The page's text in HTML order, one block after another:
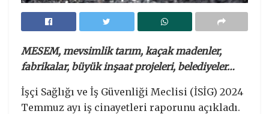
MESEM, mevsimlik tarım, kaçak madenler,
fabrikalar, büyük inşaat projeleri, belediyeler…
İşçi Sağlığı ve İş Güvenliği Meclisi (İSİG) 2024
Temmuz ayı iş cinayetleri raporunu açıkladı.